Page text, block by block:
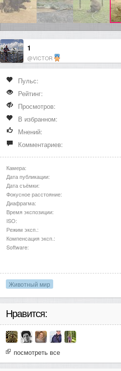
1
@VICTOR
Пульс:
Рейтинг:
Просмотров:
В избранном:
Мнений:
Комментариев:
Камера:
Дата публикации:
Дата съёмки:
Фокусное расстояние:
Диафрагма:
Время экспозиции:
ISO:
Режим эксп.:
Компенсация эксп.:
Software:
Животный мир
Нравится:
посмотреть все